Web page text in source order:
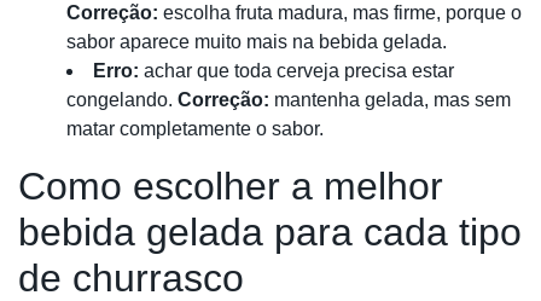
Correção: escolha fruta madura, mas firme, porque o
sabor aparece muito mais na bebida gelada.
Erro: achar que toda cerveja precisa estar
congelando. Correção: mantenha gelada, mas sem
matar completamente o sabor.
Como escolher a melhor
bebida gelada para cada tipo
de churrasco